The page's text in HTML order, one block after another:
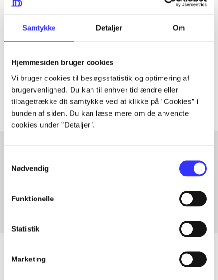
Samtykke Detaljer Om
Hjemmesiden bruger cookies
Vi bruger cookies til besøgsstatistik og optimering af
brugervenlighed. Du kan til enhver tid ændre eller
tilbagetrække dit samtykke ved at klikke på ”Cookies” i
bunden af siden. Du kan læse mere om de anvendte
cookies under ”Detaljer”.
Nødvendig
Funktionelle
Statistik
Marketing
Artiklen er en del af
Tidsskrift
Artiklerne i handler ofte om
Artikler med samme emner